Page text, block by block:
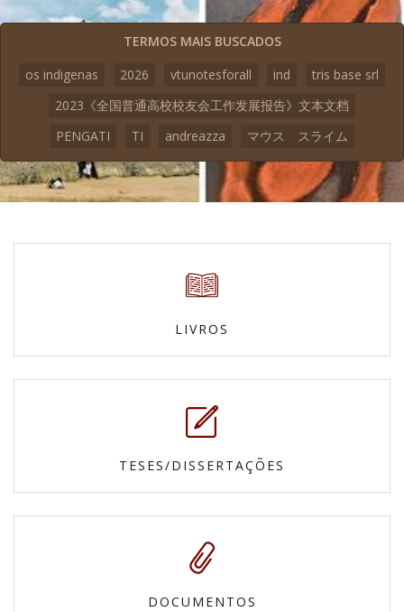
TERMOS MAIS BUSCADOS
os indigenas
2026 vtunotesforall ind
tris base srl
2023《全国普通高校校友会工作发展报告》文本文档
PENGATI
TI andreazza マウス スライム
LIVROS
TESES/DISSERTAÇÕES
DOCUMENTOS